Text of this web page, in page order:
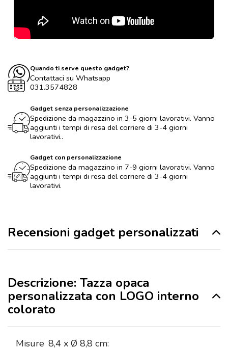
Quando ti serve questo gadget?
Contattaci su Whatsapp
031.3574828
Gadget senza personalizzazione
Spedizione da magazzino in 3-5 giorni lavorativi. Vanno
aggiunti i tempi di resa del corriere di 3-4 giorni
lavorativi..
Gadget con personalizzazione
Spedizione da magazzino in 7-9 giorni lavorativi. Vanno
aggiunti i tempi di resa del corriere di 3-4 giorni
lavorativi.
Recensioni gadget personalizzati
Descrizione: Tazza opaca
personalizzata con LOGO interno
colorato
Misure 8,4 x Ø 8,8 cm: